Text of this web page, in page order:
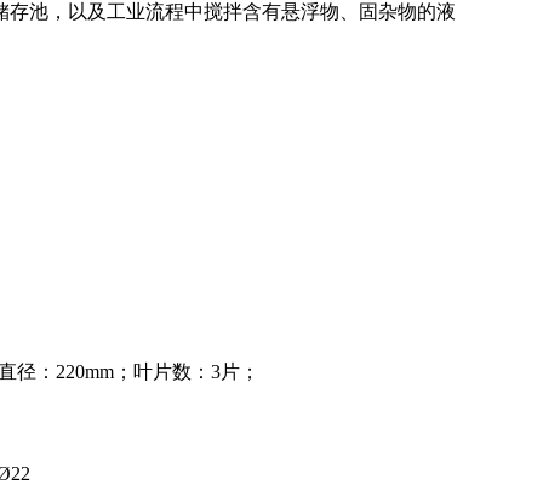
池，以及工业流程中搅拌含有悬浮物、固杂物的液
径：220mm；叶片数：3片；